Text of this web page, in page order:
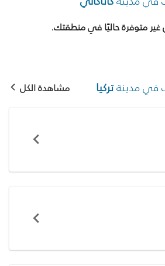
متوفرة حاليًا في منطقتك.
في مدينةتركيا مشاهدة الكل